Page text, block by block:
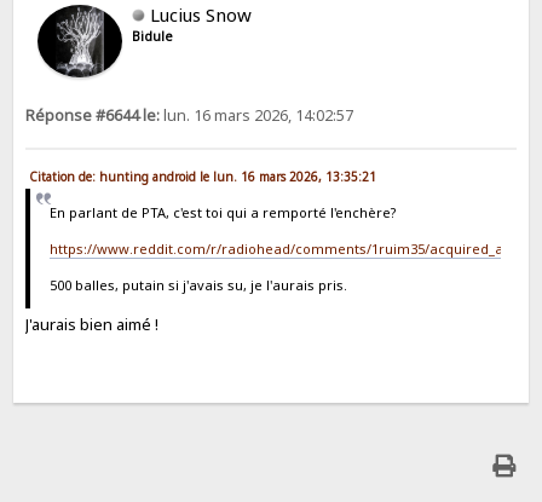
Lucius Snow
Bidule
Réponse #6644 le:lun. 16 mars 2026, 14:02:57
Citation de: hunting android le lun. 16 mars 2026, 13:35:21
En parlant de PTA, c'est toi qui a remporté l'enchère?
https://www.reddit.com/r/radiohead/comments/1ruim35/
500 balles, putain si j'avais su, je l'aurais pris.
J'aurais bien aimé !